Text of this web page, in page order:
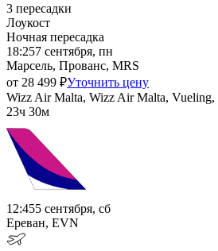
3 пересадки
Лоукост
Ночная пересадка
18:257 сентября, пн
Марсель, Прованс, MRS
от 28 499 ₽Уточнить цену
Wizz Air Malta, Wizz Air Malta, Vueling,
23ч 30м
12:455 сентября, сб
Ереван, EVN